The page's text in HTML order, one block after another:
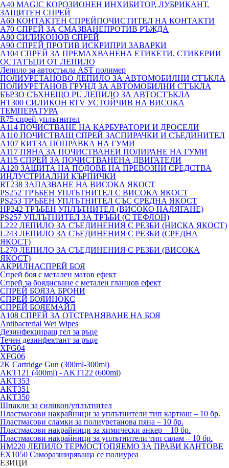
A40 MAGIC КОРОЗИОНЕН ИНХИБИТОР, ЛУБРИКАНТ,
ЗАЩИТЕН СПРЕЙ
A60 КОНТАКТЕН СПРЕЙПОЧИСТИТЕЛ НА КОНТАКТИ
A70 СПРЕЙ ЗА СМАЗВАНЕПРОТИВ РЪЖДА
A80 СИЛИКОНОВ СПРЕЙ
A90 СПРЕЙ ПРОТИВ ИСКРИПРИ ЗАВАРКИ
A104 СПРЕЙ ЗА ПРЕМАХВАНЕНА ЕТИКЕТИ, СТИКЕРИИ
ОСТАТЪЦИ ОТ ЛЕПИЛО
Лепило за автостъкла AST полимер
ПОЛИУРЕТАНОВО ЛЕПИЛО ЗА АВТОМОБИЛНИ СТЪКЛА
ПОЛИУРЕТАНОВ ГРУНД ЗА АВТОМОБИЛНИ СТЪКЛА
БЪРЗО СЪХНЕЩО PU ЛЕПИЛО ЗА АВТОСТЪКЛА
HT300 СИЛИКОН RTV УСТОЙЧИВ НА ВИСОКА
ТЕМПЕРАТУРА
R75 спрей-уплътнител
A114 ПОЧИСТВАНЕ НА КАРБУРАТОРИ И ДРОСЕЛИ
A110 ПОЧИСТВАЩ СПРЕЙ ЗАСПИРАЧКИ И СЪЕДИНИТЕЛ
A107 КИТЗА ПОПРАВКА НА ГУМИ
A117 ПЯНА ЗА ПОЧИСТВАНЕИ ПОЛИРАНЕ НА ГУМИ
A115 СПРЕЙ ЗА ПОЧИСТВАНЕНА ДВИГАТЕЛИ
A120 ЗАЩИТА НА ПОДОВЕ НА ПРЕВОЗНИ СРЕДСТВА
ИНДУСТРИАЛНИ КЪРПИЧКИ
RT238 ЗАПАЗВАНЕ НА ВИСОКА ЯКОСТ
PS252 ТРЪБЕН УПЛЪТНИТЕЛ С ВИСОКА ЯКОСТ
PS253 ТРЪБЕН УПЛЪТНИТЕЛ СЪС СРЕДНА ЯКОСТ
HP242 ТРЪБЕН УПЛЪТНИТЕЛ (ВИСОКО НАЛЯГАНЕ)
PS257 УПЛЪТНИТЕЛ ЗА ТРЪБИ (С ТЕФЛОН)
L222 ЛЕПИЛО ЗА СЪЕДИНЕНИЯ С РЕЗБИ (НИСКА ЯКОСТ)
L243 ЛЕПИЛО ЗА СЪЕДИНЕНИЯ С РЕЗБИ (СРЕДНА
ЯКОСТ)
L270 ЛЕПИЛО ЗА СЪЕДИНЕНИЯ С РЕЗБИ (ВИСОКА
ЯКОСТ)
АКРИЛНАСПРЕЙ БОЯ
Спрей боя с метален матов ефект
Спрей за боядисване с метален гланцов ефект
СПРЕЙ БОЯЗА БРОНИ
СПРЕЙ БОЯИНОКС
СПРЕЙ БОЯЕМАЙЛ
A108 СПРЕЙ ЗА ОТСТРАНЯВАНЕ НА БОЯ
Antibacterial Wet Wipes
Дезинфекциращ гел за ръце
Течен дезинфектант за ръце
XFG04
XFG06
2K Cartridge Gun (300ml-300ml)
AKT121 (400ml) - AKT122 (600ml)
AKT353
AKT351
AKT350
Шпакли за силикон/уплътнител
Пластмасови накрайници за уплътнители тип картюш – 10 бр.
Пластмасови сламки за полиуретанова пяна – 10 бр.
Пластмасови накрайници за химически анкер – 10 бр.
Пластмасови накрайници за уплътнители тип салам – 10 бр.
HM220 ЛЕПИЛО ТЕРМОСТОПЯЕМО ЗА ПРАВИ КАНТОВЕ
EX1050 Саморазширяваща се полиуреа
ЕЗИЦИ